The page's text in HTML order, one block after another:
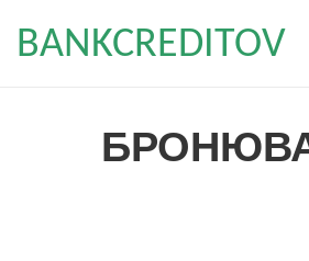
BANKCREDITOV